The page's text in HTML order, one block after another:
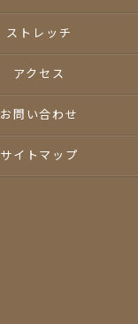
ストレッチ
アクセス
お問い合わせ
サイトマップ